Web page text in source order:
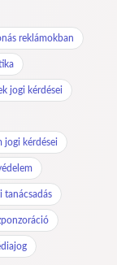
reklámokban
jogi kérdései
jogi kérdései
tanácsadás